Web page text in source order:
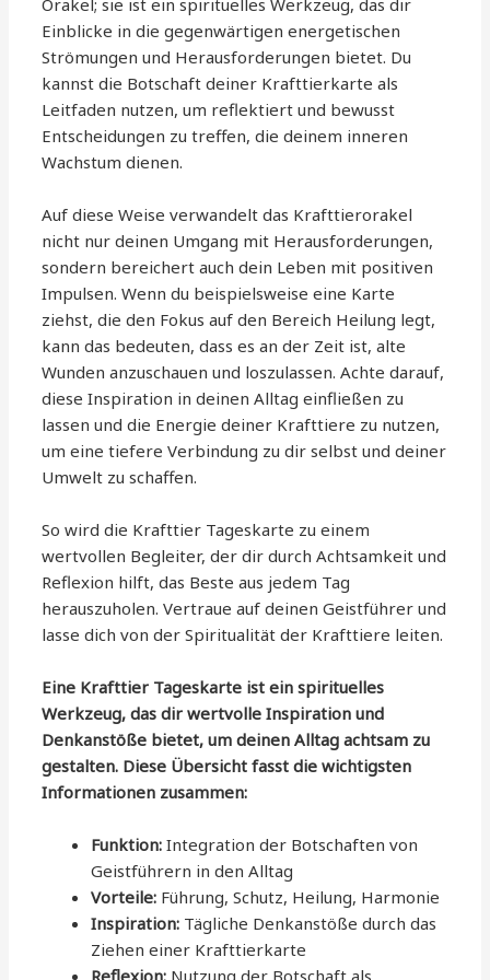
Orakel; sie ist ein spirituelles Werkzeug, das dir
Einblicke in die gegenwärtigen energetischen
Strömungen und Herausforderungen bietet. Du
kannst die Botschaft deiner Krafttierkarte als
Leitfaden nutzen, um reflektiert und bewusst
Entscheidungen zu treffen, die deinem inneren
Wachstum dienen.
Auf diese Weise verwandelt das Krafttierorakel
nicht nur deinen Umgang mit Herausforderungen,
sondern bereichert auch dein Leben mit positiven
Impulsen. Wenn du beispielsweise eine Karte
ziehst, die den Fokus auf den Bereich Heilung legt,
kann das bedeuten, dass es an der Zeit ist, alte
Wunden anzuschauen und loszulassen. Achte darauf,
diese Inspiration in deinen Alltag einfließen zu
lassen und die Energie deiner Krafttiere zu nutzen,
um eine tiefere Verbindung zu dir selbst und deiner
Umwelt zu schaffen.
So wird die Krafttier Tageskarte zu einem
wertvollen Begleiter, der dir durch Achtsamkeit und
Reflexion hilft, das Beste aus jedem Tag
herauszuholen. Vertraue auf deinen Geistführer und
lasse dich von der Spiritualität der Krafttiere leiten.
Eine Krafttier Tageskarte ist ein spirituelles
Werkzeug, das dir wertvolle Inspiration und
Denkanstöße bietet, um deinen Alltag achtsam zu
gestalten. Diese Übersicht fasst die wichtigsten
Informationen zusammen:
Funktion: Integration der Botschaften von
Geistführern in den Alltag
Vorteile: Führung, Schutz, Heilung, Harmonie
Inspiration: Tägliche Denkanstöße durch das
Ziehen einer Krafttierkarte